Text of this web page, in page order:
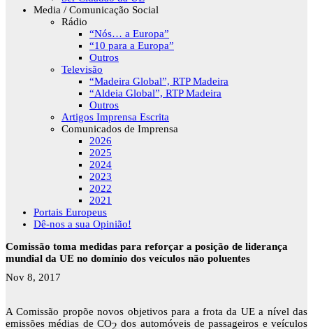
Media / Comunicação Social
Rádio
“Nós… a Europa”
“10 para a Europa”
Outros
Televisão
“Madeira Global”, RTP Madeira
“Aldeia Global”, RTP Madeira
Outros
Artigos Imprensa Escrita
Comunicados de Imprensa
2026
2025
2024
2023
2022
2021
Portais Europeus
Dê-nos a sua Opinião!
Comissão toma medidas para reforçar a posição de liderança
mundial da UE no domínio dos veículos não poluentes
Nov 8, 2017
A Comissão propõe novos objetivos para a frota da UE a nível das
emissões médias de CO2 dos automóveis de passageiros e veículos